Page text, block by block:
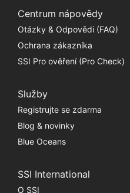
Centrum nápovědy
Otázky & Odpovědi (FAQ)
Ochrana zákazníka
SSI Pro ověření (Pro Check)
Služby
Registrujte se zdarma
Blog & novinky
Blue Oceans
SSI International
O SSI